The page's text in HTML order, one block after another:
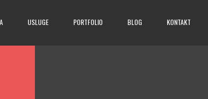
USLUGE PORTFOLIO BLOG KONTAKT